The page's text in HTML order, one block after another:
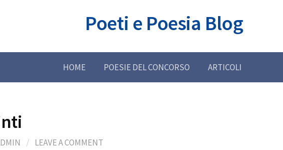
Poeti e Poesia Blog
HOME POESIE DEL CONCORSO ARTICOLI
/ LEAVE A COMMENT